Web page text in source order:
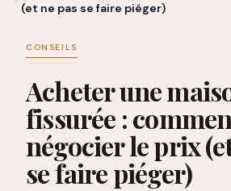
(et ne pas se faire piéger)
CONSEILS
Acheter une
fissurée :
négocier le prix
se faire piéger)